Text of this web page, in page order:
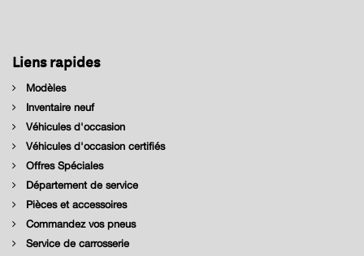
Liens rapides
Modèles
Inventaire neuf
Véhicules d'occasion
Véhicules d'occasion certifiés
Offres Spéciales
Département de service
Pièces et accessoires
Commandez vos pneus
Service de carrosserie